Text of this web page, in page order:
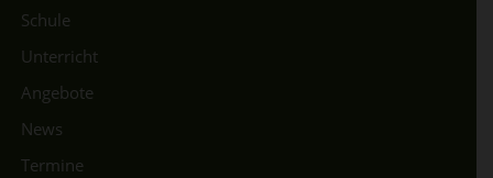
Schule
Unterricht
Angebote
News
Termine